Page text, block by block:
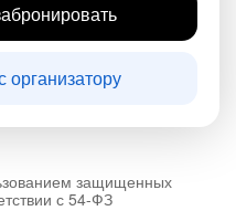
организатору
защищенных
с 54-ФЗ